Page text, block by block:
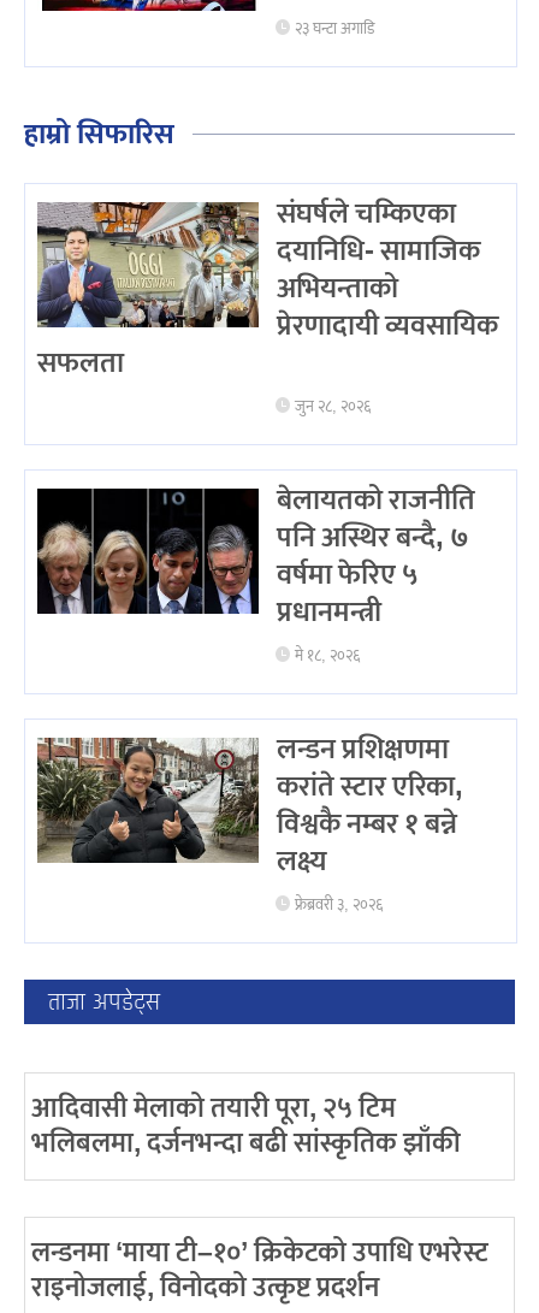
२३ घन्टा अगाडि
हाम्रो सिफारिस
संघर्षले चम्किएका
दयानिधि- सामाजिक
अभियन्ताको
प्रेरणादायी व्यवसायिक
सफलता
जुन २८, २०२६
बेलायतको राजनीति
पनि अस्थिर बन्दै, ७
वर्षमा फेरिए ५
प्रधानमन्त्री
मे १८, २०२६
लन्डन प्रशिक्षणमा
करांते स्टार एरिका,
विश्वकै नम्बर १ बन्ने
लक्ष्य
फ्रेब्रवरी ३, २०२६
ताजा अपडेट्स
आदिवासी मेलाको तयारी पूरा, २५ टिम
भलिबलमा, दर्जनभन्दा बढी सांस्कृतिक झाँकी
लन्डनमा ‘माया टी–१०’ क्रिकेटको उपाधि एभरेस्ट
राइनोजलाई, विनोदको उत्कृष्ट प्रदर्शन